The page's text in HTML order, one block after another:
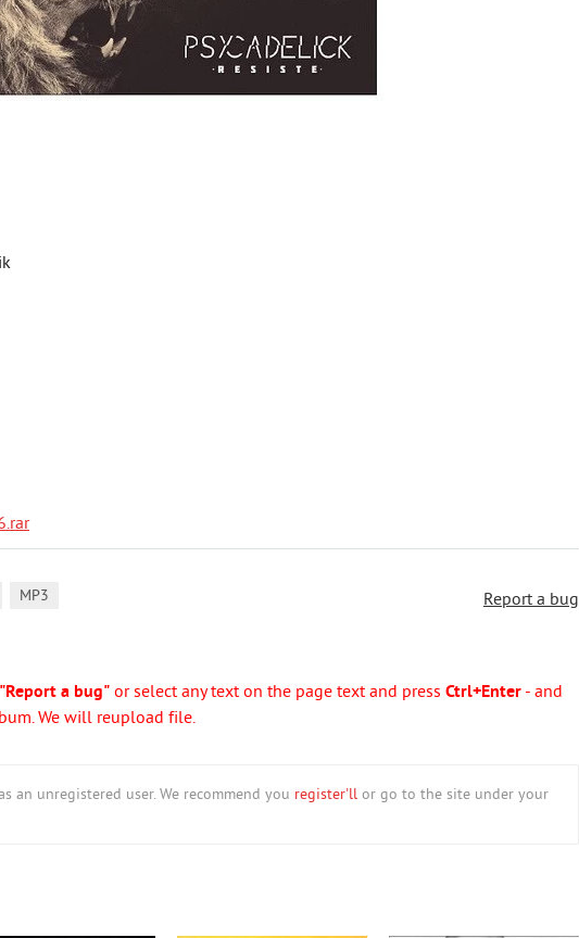
Report a bug
MP3
"Report a bug" or select any text on the page text and press Ctrl+Enter - and
We will reupload file.
an unregistered user. We recommend you register'll or go to the site under your